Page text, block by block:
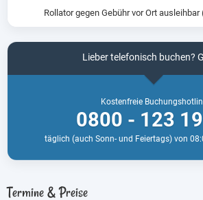
Rollator gegen Gebühr vor Ort
Lieber telefonisch buchen?
Kostenfreie
0800 - 123
täglich (auch Sonn- und Feiertags) von
Termine & Preise